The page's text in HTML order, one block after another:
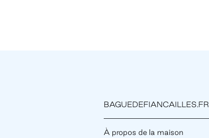
BAGUEDEFIANCAILLES.FR
À propos de la maison